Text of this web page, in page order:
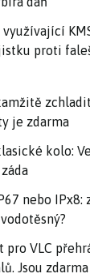
proti
je zdarma
kolo:
nebo IPx8:
pro VLC
Jsou